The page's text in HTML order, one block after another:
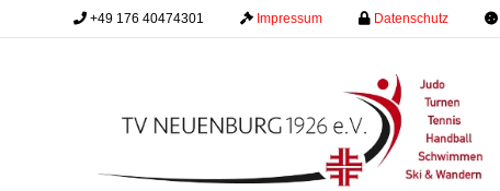
+49 176 40474301 Impressum Datenschutz